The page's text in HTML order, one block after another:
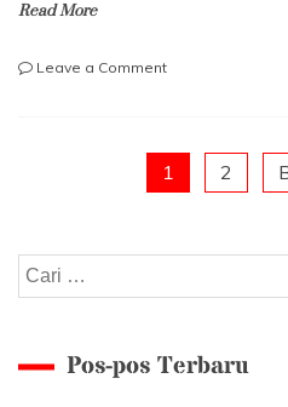
Read More
Leave a Commenton
RUU
Ormas.
Paginasi
pos
1 2
Cari
untuk:
Pos-pos Terbaru